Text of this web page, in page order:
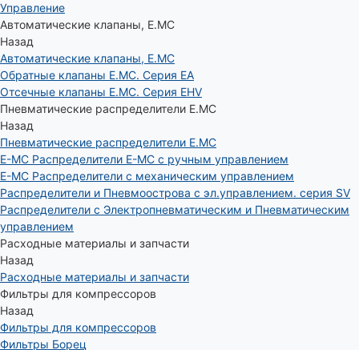
Управление
Автоматические клапаны, Е.МС
Назад
Автоматические клапаны, Е.МС
Обратные клапаны E.MC. Серия EA
Отсечные клапаны E.MC. Серия EHV
Пневматические распределители E.MC
Назад
Пневматические распределители E.MC
E-MC Распределители E-MC с ручным управлением
E-MC Распределители с механическим управлением
Распределители и Пневмоострова с эл.управлением. серия SV
Распределители с Электропневматическим и Пневматическим
управлением
Расходные материалы и запчасти
Назад
Расходные материалы и запчасти
Фильтры для компрессоров
Назад
Фильтры для компрессоров
Фильтры Борец